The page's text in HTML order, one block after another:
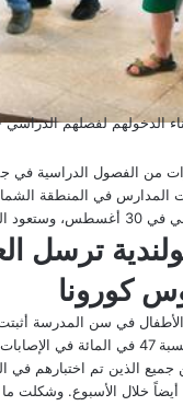
الدخولهم لفصلهم الدراسي
من الفصول الدراسية في
القادم.
ترسل
كورونا
ما لا يقل عن 1471 إصابة، أي أقل بنسبة 2 في